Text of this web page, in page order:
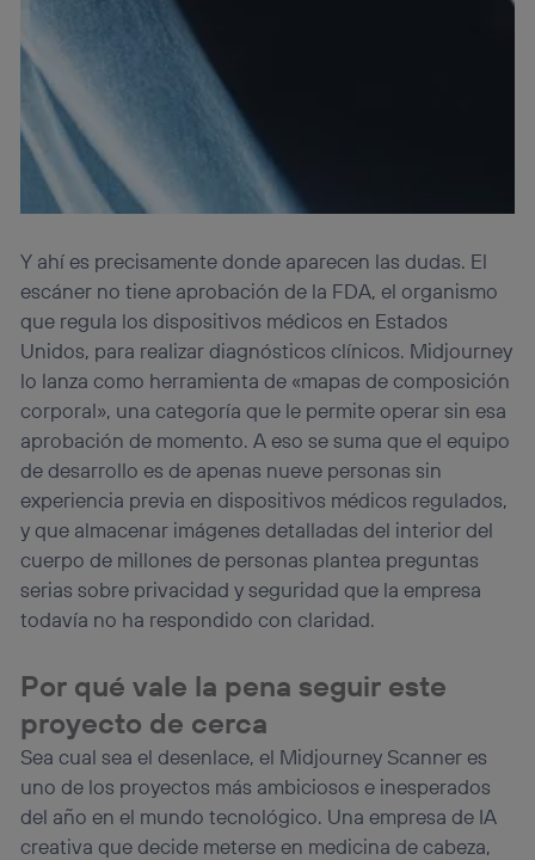
Y ahí es precisamente donde aparecen las dudas. El
escáner no tiene aprobación de la FDA, el organismo
que regula los dispositivos médicos en Estados
Unidos, para realizar diagnósticos clínicos. Midjourney
lo lanza como herramienta de «mapas de composición
corporal», una categoría que le permite operar sin esa
aprobación de momento. A eso se suma que el equipo
de desarrollo es de apenas nueve personas sin
experiencia previa en dispositivos médicos regulados,
y que almacenar imágenes detalladas del interior del
cuerpo de millones de personas plantea preguntas
serias sobre privacidad y seguridad que la empresa
todavía no ha respondido con claridad.
Por qué vale la pena seguir este
proyecto de cerca
Sea cual sea el desenlace, el Midjourney Scanner es
uno de los proyectos más ambiciosos e inesperados
del año en el mundo tecnológico. Una empresa de IA
creativa que decide meterse en medicina de cabeza,